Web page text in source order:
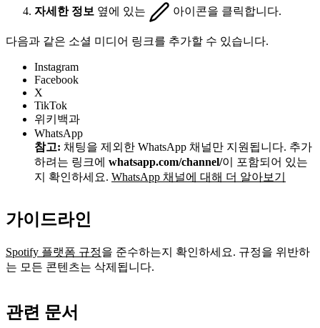
자세한 정보 옆에 있는 아이콘을 클릭합니다.
다음과 같은 소셜 미디어 링크를 추가할 수 있습니다.
Instagram
Facebook
X
TikTok
위키백과
WhatsApp
참고: 채팅을 제외한 WhatsApp 채널만 지원됩니다. 추가
하려는 링크에 whatsapp.com/channel/이 포함되어 있는
지 확인하세요. WhatsApp 채널에 대해 더 알아보기
가이드라인
Spotify 플랫폼 규정을 준수하는지 확인하세요. 규정을 위반하
는 모든 콘텐츠는 삭제됩니다.
관련 문서